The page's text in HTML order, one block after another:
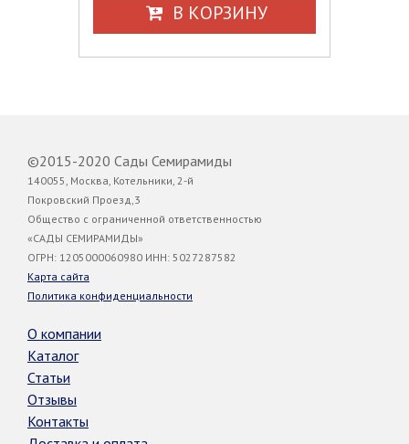
В КОРЗИНУ
©2015-2020 Сады Семирамиды
140055, Москва, Котельники, 2-й
Покровский Проезд,3
Общество с ограниченной ответственностью
«САДЫ СЕМИРАМИДЫ»
ОГРН: 1205000060980 ИНН: 5027287582
Карта сайта
Политика конфиденциальности
О компании
Каталог
Статьи
Отзывы
Контакты